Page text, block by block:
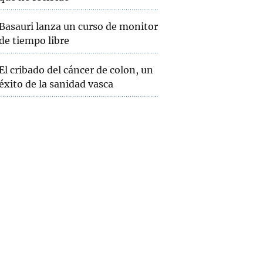
lanza un curso de monitor
tiempo libre
cribado del cáncer de colon, un
de la sanidad vasca